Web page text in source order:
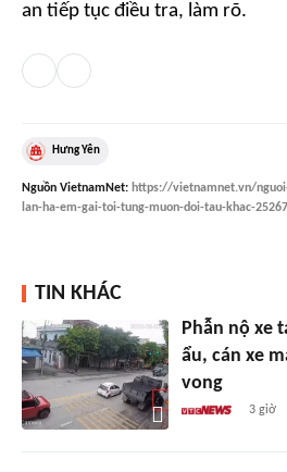
an tiếp tục điều tra, làm rõ.
Hưng Yên
Nguồn VietnamNet: https://vietnamnet.vn/
lan-ha-em-gai-toi-tung-muon-doi-tau-khac-
TIN KHÁC
Phẫn nộ xe
ẩu, cán xe
vong
3 giờ